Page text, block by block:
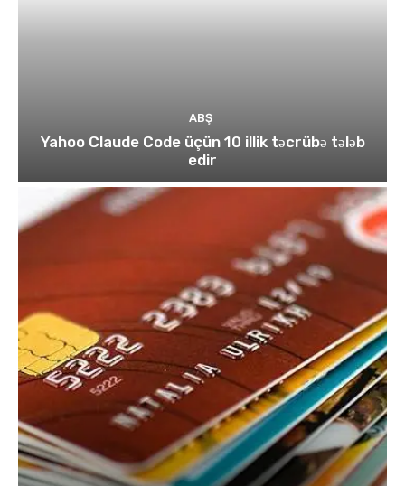
ABŞ
Yahoo Claude Code üçün 10 illik təcrübə tələb
edir